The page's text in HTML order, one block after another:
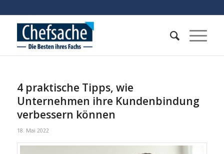
4 praktische Tipps, wie
Unternehmen ihre Kundenbindung
verbessern können
18. Mai 2022